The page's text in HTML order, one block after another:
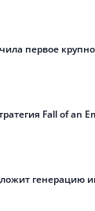
первое
Fall of an
генерацию